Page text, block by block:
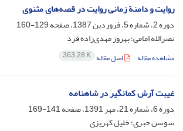
روایت و دامنة زمانی روایت در قصه‌های مثنوی
دوره 2، شماره 5، فروردین 1387، صفحه
129-160
نصرالله امامی؛ بهروز مهدی‌زاده فرد
مشاهده مقاله اصل مقاله 363.28 K
غیبت آرش کمانگیر در شاهنامه
دوره 6، شماره 21، مهر 1391، صفحه
141-169
سوسن جبری؛ خلیل کهریزی